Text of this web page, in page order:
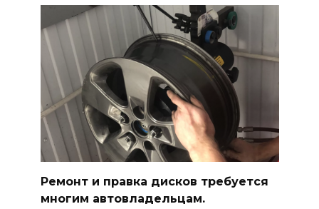
Ремонт и правка дисков требуется
многим автовладельцам.